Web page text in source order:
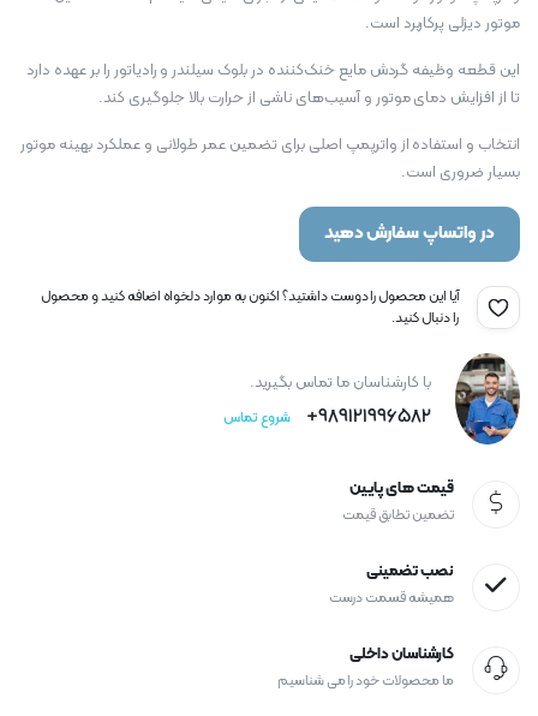
موتور دیزلی پرکاربرد است.
این قطعه وظیفه گردش مایع خنک‌کننده در بلوک سیلندر و رادیاتور را بر عهده دارد
تا از افزایش دمای موتور و آسیب‌های ناشی از حرارت بالا جلوگیری کند.
انتخاب و استفاده از واترپمپ اصلی برای تضمین عمر طولانی و عملکرد بهینه موتور
بسیار ضروری است.
در واتساپ سفارش دهید
آیا این محصول را دوست داشتید؟ اکنون به موارد دلخواه اضافه کنید و محصول
را دنبال کنید.
با کارشناسان ما تماس بگیرید.
989121996582+ شروع تماس
قیمت های پایین
تضمین تطابق قیمت
نصب تضمینی
همیشه قسمت درست
کارشناسان داخلی
ما محصولات خود را می شناسیم